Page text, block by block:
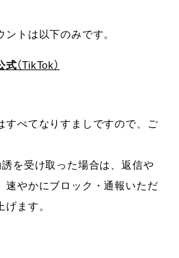
トは以下のみです。
式（TikTok）
すべてなりすましですので、ご
を受け取った場合は、返信や
速やかにブロック・通報いただ
ます。